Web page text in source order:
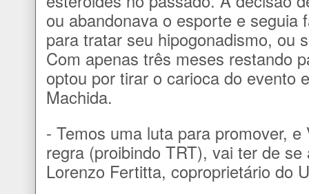
ou abandonava o esporte e seguia
para tratar seu hipogonadismo, ou
Com apenas três meses restando
optou por tirar o carioca do evento
Machida.
- Temos uma luta para promover,
regra (proibindo TRT), vai ter de
Lorenzo Fertitta, coproprietário do